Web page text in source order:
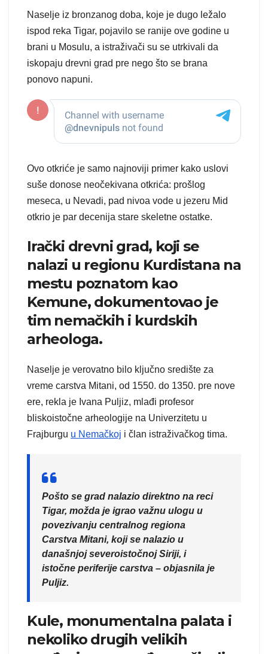
Naselje iz bronzanog doba, koje je dugo ležalo
ispod reka Tigar, pojavilo se ranije ove godine u
brani u Mosulu, a istraživači su se utrkivali da
iskopaju drevni grad pre nego što se brana
ponovo napuni.
Ovo otkriće je samo najnoviji primer kako uslovi
suše donose neočekivana otkrića: prošlog
meseca, u Nevadi, pad nivoa vode u jezeru Mid
otkrio je par decenija stare skeletne ostatke.
Irački drevni grad, koji se
nalazi u regionu Kurdistana na
mestu poznatom kao
Kemune, dokumentovao je
tim nemačkih i kurdskih
arheologa.
Naselje je verovatno bilo ključno središte za
vreme carstva Mitani, od 1550. do 1350. pre nove
ere, rekla je Ivana Puljiz, mlađi profesor
bliskoistočne arheologije na Univerzitetu u
Frajburgu u Nemačkoj i član istraživačkog tima.
Pošto se grad nalazio direktno na reci
Tigar, možda je igrao važnu ulogu u
povezivanju centralnog regiona
Carstva Mitani, koji se nalazio u
današnjoj severoistočnoj Siriji, i
istočne periferije carstva – objasnila je
Puljiz.
Kule, monumentalna palata i
nekoliko drugih velikih